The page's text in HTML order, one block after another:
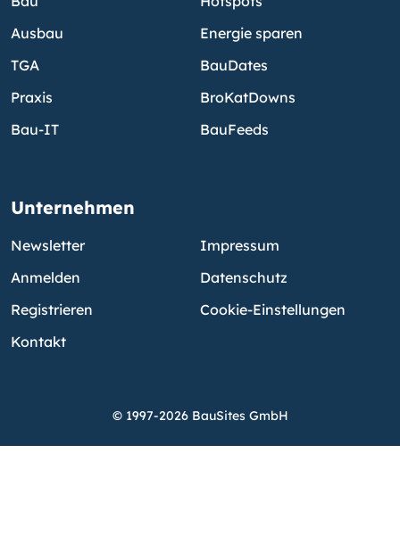
Ausbau
TGA
Praxis
Bau-IT
Energie sparen
BauDates
BroKatDowns
BauFeeds
Unternehmen
Newsletter
Anmelden
Registrieren
Kontakt
Impressum
Datenschutz
Cookie-Einstellungen
© 1997-2026 BauSites GmbH